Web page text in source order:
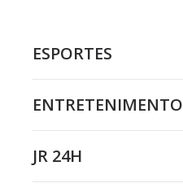
ESPORTES
ENTRETENIMENTO
JR 24H